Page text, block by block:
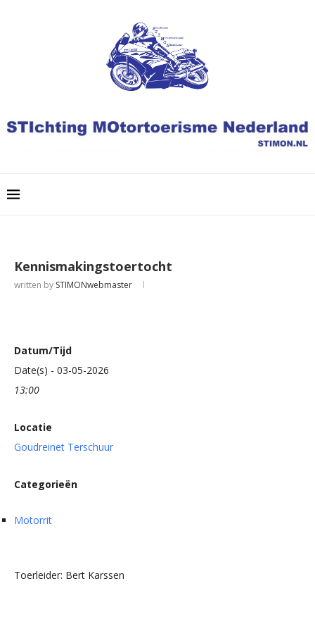
Kennismakingstoertocht
written by STIMONwebmaster
Datum/Tijd
Date(s) - 03-05-2026
13:00
Locatie
Goudreinet Terschuur
Categorieën
Motorrit
Toerleider: Bert Karssen